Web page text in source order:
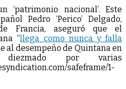
nacional’. Este
Pedro ‘Perico’ Delgado,
Francia, aseguró que el
“llega como nunca y falla
al desempeño de Quintana en
por varias
safeframe/1-